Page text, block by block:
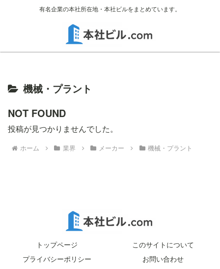
有名企業の本社所在地・本社ビルをまとめています。
機械・プラント
NOT FOUND
投稿が見つかりませんでした。
ホーム 業界 メーカー 機械・プラント
トップページ
このサイトについて
プライバシーポリシー
お問い合わせ